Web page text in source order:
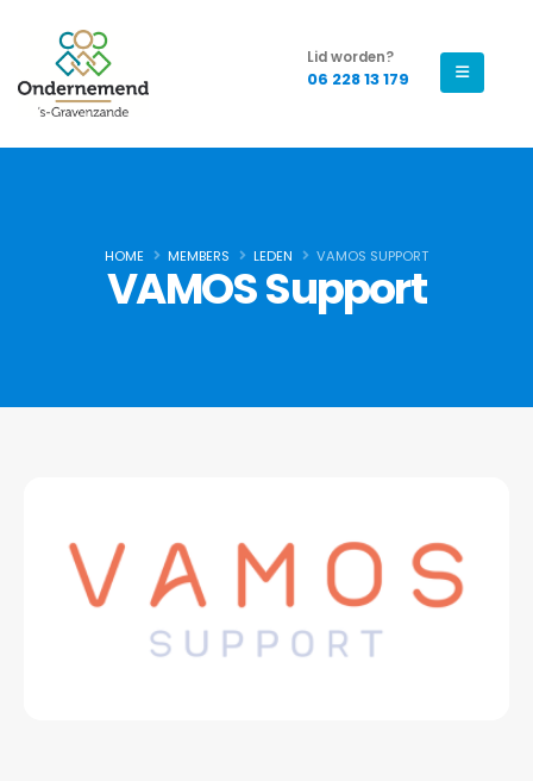
Lid worden?
06 228 13 179
HOME MEMBERS LEDEN VAMOS SUPPORT
VAMOS Support